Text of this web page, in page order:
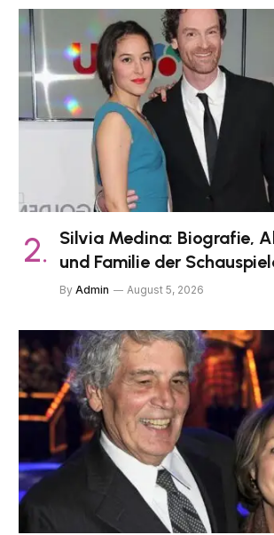
Silvia Medina: Biografie,
und Familie der
By Admin August 5, 2026